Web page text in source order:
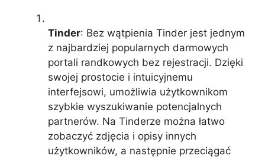
Tinder: Bez wątpienia Tinder jest jednym
z najbardziej popularnych darmowych
portali randkowych bez rejestracji. Dzięki
swojej prostocie i intuicyjnemu
interfejsowi, umożliwia użytkownikom
szybkie wyszukiwanie potencjalnych
partnerów. Na Tinderze można łatwo
zobaczyć zdjęcia i opisy innych
użytkowników, a następnie przeciągać